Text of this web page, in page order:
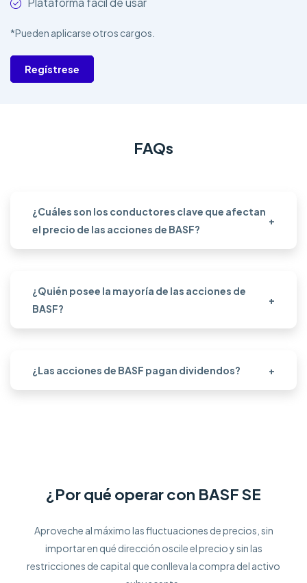
*Pueden aplicarse otros cargos.
Regístrese
FAQs
¿Cuáles son los conductores clave que afectan
el precio de las acciones de BASF?
+
¿Quién posee la mayoría de las acciones de
BASF?
+
¿Las acciones de BASF pagan dividendos? +
¿Por qué operar con BASF SE
Aproveche al máximo las fluctuaciones de precios, sin
importar en qué dirección oscile el precio y sin las
restricciones de capital que conlleva la compra del activo